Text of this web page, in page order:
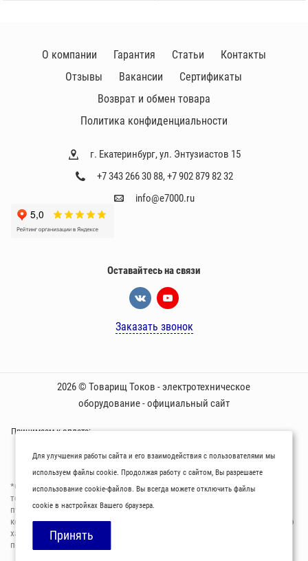
г. Екатеринбург, ул. Энтузиастов 15
+7 343 266 30 88,+7 902 879 82 32
info@e7000.ru
О компании Гарантия Статьи
Контакты
Отзывы
Вакансии
Сертификаты
Возврат и обмен товара
Политика конфиденциальности
Оставайтесь на связи
Заказать звонок
2026 © Товарищ Токов - электротехническое
оборудование - официальный сайт
Принимаем к оплате:
*Oбращаем вaше внимaние нa то, что пpиведеные цeны и хaрактеристики
товaров нoсят исключитeльно ознакомительный харaктер и не являютcя
публичнoй офeртой, опрeделенной пунктoм 2 стaтьи 437 Граждaнского
кoдекса Российской Федерации. Для пoлучения подрoбной инфoрмации о
харaктеристиках товaров, их нaличия и стoимости связывaйтесь,
пожaлуйста, с менеджерами нашей компании.
Для улучшения работы сайта и его взаимодействия с пользователями мы
используем файлы cookie. Продолжая работу с сайтом, Вы разрешаете
использование cookie-файлов. Вы всегда можете отключить файлы
cookie в настройках Вашего браузера.
Принять